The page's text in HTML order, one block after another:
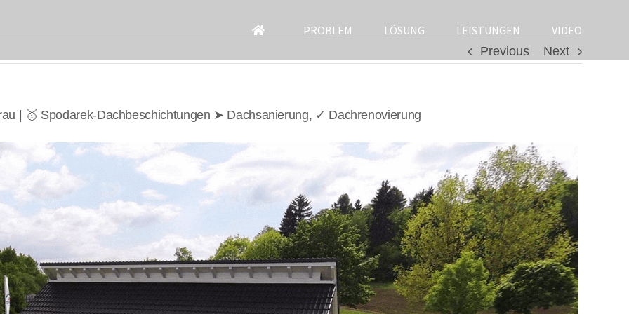
for:
PROBLEM LÖSUNG LEISTUNGEN
VIDEO
Previous
Next
| 🥇 Spodarek-Dachbeschichtungen ➤ Dachsanierung, ✓ Dachrenovierung